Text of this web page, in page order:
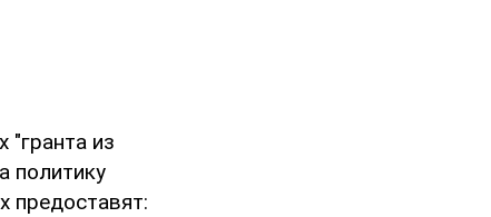
"гранта из
политику
предоставят: